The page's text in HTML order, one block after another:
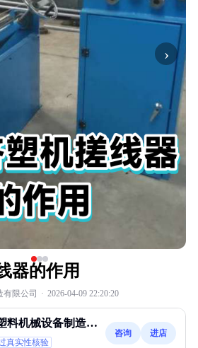
›
器的作用
限公司 · 2026-04-09 22:20:20
料机械设备制造有
真实性核验
咨询 进店